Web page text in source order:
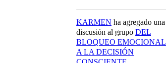
KARMEN ha agregado una
discusión al grupo DEL
BLOQUEO EMOCIONAL
A LA DECISIÓN